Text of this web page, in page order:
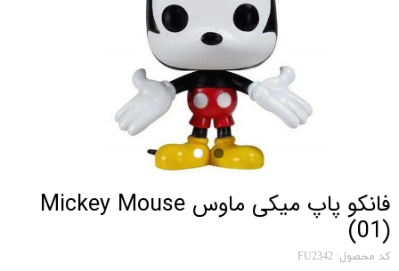
فانکو پاپ میکی ماوس Mickey Mouse
(01)
کد محصول: FU2342